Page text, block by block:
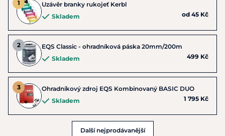
Uzávěr branky rukojeť Kerbl
Skladem
od 45 Kč
EQS Classic - ohradníková páska 20mm/200m
Skladem
499 Kč
Ohradníkový zdroj EQS Kombinovaný BASIC DUO
Skladem
1 795 Kč
Další nejprodávanější